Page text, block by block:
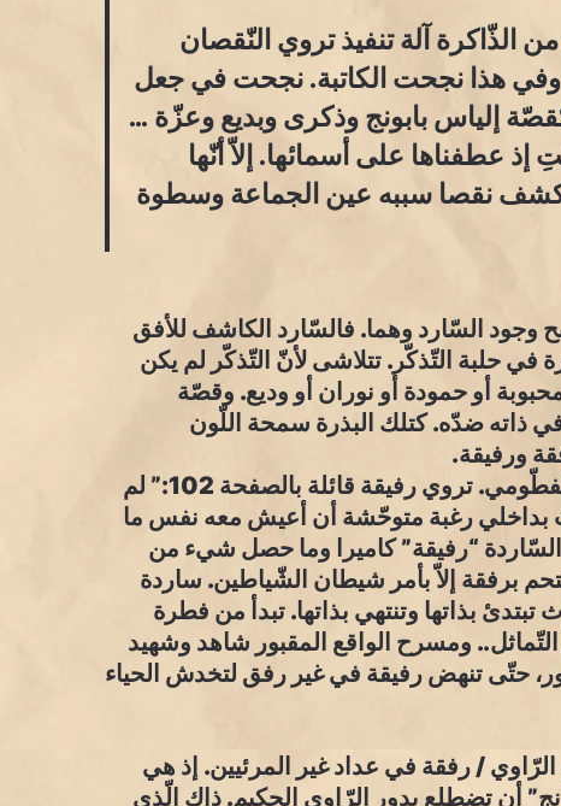
الذّاكرة آلة تنفيذ تروي النّقصان
وفي هذا نجحت الكاتبة. نجحت في جعل
إلياس بابونج وذكرى وبديع وعزّة …
عطفناها على أسمائها. إلاّ أنّها
نقصا سببه عين الجماعة وسطوة
وجود السّارد وهما. فالسّارد الكاشف للأفق
في حلبة التّذكّر. تتلاشى لأنّ التّذكّر لم يكن
أو حمودة أو نوران أو وديع. وقصّة
ذاته ضدّه. كتلك البذرة سمحة اللّون
ورفيقة.
رفقة ورفيقة توأم متماثل تعرّى على صفيح شاكر الفطّومي. تروي رفيقة قائلة بالصفحة 102:” لم
رغبة متوحّشة أن أعيش معه نفس ما
“رفيقة” كاميرا وما حصل شيء من
برفقة إلاّ بأمر شيطان الشّياطين. ساردة
بذاتها وتنتهي بذاتها. تبدأ من فطرة
التّماثل.. ومسرح الواقع المقبور شاهد وشهيد
حتّى تنهض رفيقة في غير رفق لتخدش الحياء
/ رفقة في عداد غير المرئيين. إذ هي
أن تضطلع بدور الرّاوي الحكيم. ذاك الّذي